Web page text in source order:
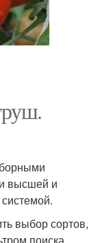
высшей и
выбор сортов,